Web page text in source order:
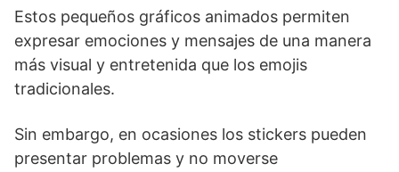
Estos pequeños gráficos animados permiten
expresar emociones y mensajes de una manera
más visual y entretenida que los emojis
⁢tradicionales.
Sin embargo, en ocasiones los stickers pueden
presentar⁢ problemas y no moverse